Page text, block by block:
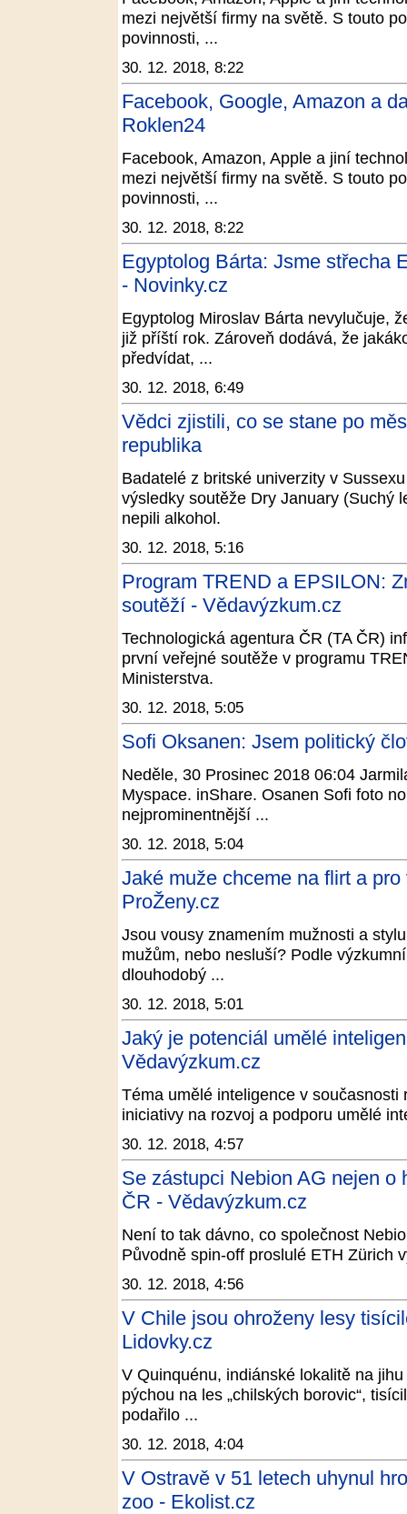
mezi největší firmy na světě. S touto
povinnosti, ...
30. 12. 2018, 8:22
Facebook, Google, Amazon a
Roklen24
Facebook, Amazon, Apple a jiní
mezi největší firmy na světě. S touto
povinnosti, ...
30. 12. 2018, 8:22
Egyptolog Bárta: Jsme střecha
- Novinky.cz
Egyptolog Miroslav Bárta nevylučuje,
již příští rok. Zároveň dodává, že
předvídat, ...
30. 12. 2018, 6:49
Vědci zjistili, co se stane po
republika
Badatelé z britské univerzity v
výsledky soutěže Dry January (Suchý
nepili alkohol.
30. 12. 2018, 5:16
Program TREND a EPSILON:
soutěží - Vědavýzkum.cz
Technologická agentura ČR (TA ČR)
první veřejné soutěže v programu
Ministerstva.
30. 12. 2018, 5:05
Sofi Oksanen: Jsem politický
Neděle, 30 Prosinec 2018 06:04
Myspace. inShare. Osanen Sofi foto
nejprominentnější ...
30. 12. 2018, 5:04
Jaké muže chceme na flirt a
ProŽeny.cz
Jsou vousy znamením mužnosti a
mužům, nebo nesluší? Podle
dlouhodobý ...
30. 12. 2018, 5:01
Jaký je potenciál umělé
Vědavýzkum.cz
Téma umělé inteligence v
iniciativy na rozvoj a podporu umělé
30. 12. 2018, 4:57
Se zástupci Nebion AG nejen
ČR - Vědavýzkum.cz
Není to tak dávno, co společnost
Původně spin-off proslulé ETH Zürich
30. 12. 2018, 4:56
V Chile jsou ohroženy lesy
Lidovky.cz
V Quinquénu, indiánské lokalitě na
pýchou na les „chilských borovic“,
podařilo ...
30. 12. 2018, 4:04
V Ostravě v 51 letech uhynul
zoo - Ekolist.cz